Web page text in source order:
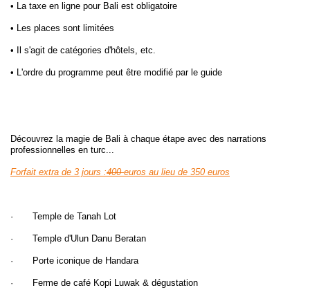
• La taxe en ligne pour Bali est obligatoire
• Les places sont limitées
• Il s'agit de catégories d'hôtels, etc.
• L'ordre du programme peut être modifié par le guide
Découvrez la magie de Bali à chaque étape avec des narrations
professionnelles en turc...
Forfait extra de 3 jours :400euros au lieu de 350 euros
· Temple de Tanah Lot
· Temple d'Ulun Danu Beratan
· Porte iconique de Handara
· Ferme de café Kopi Luwak & dégustation